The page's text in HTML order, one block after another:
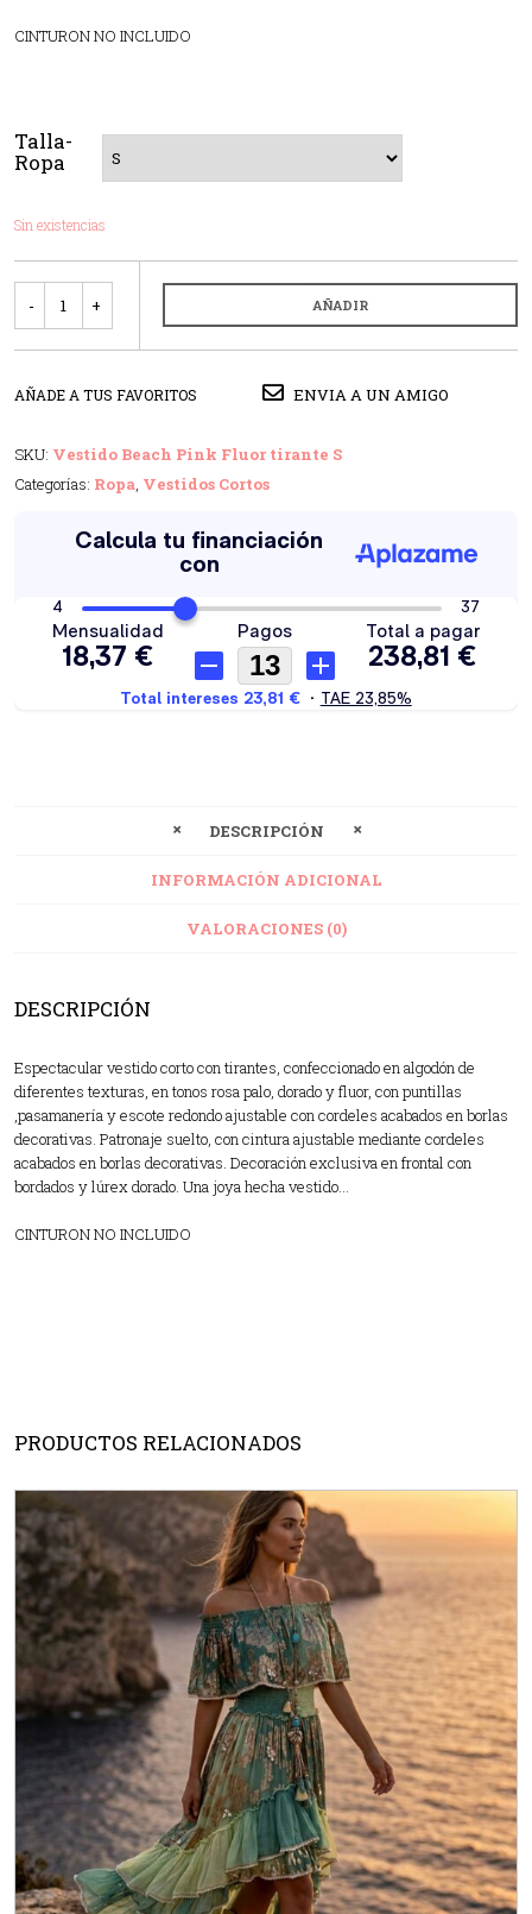
CINTURON NO INCLUIDO
Talla-
Ropa
Sin existencias
AÑADIR
AÑADE A TUS FAVORITOS ENVIA A UN AMIGO
SKU: Vestido Beach Pink Fluor tirante S
Categorías: Ropa, Vestidos Cortos
DESCRIPCIÓN
INFORMACIÓN ADICIONAL
VALORACIONES (0)
DESCRIPCIÓN
Espectacular vestido corto con tirantes, confeccionado en algodón de
diferentes texturas, en tonos rosa palo, dorado y fluor, con puntillas
,pasamanería y escote redondo ajustable con cordeles acabados en borlas
decorativas. Patronaje suelto, con cintura ajustable mediante cordeles
acabados en borlas decorativas. Decoración exclusiva en frontal con
bordados y lúrex dorado. Una joya hecha vestido…
CINTURON NO INCLUIDO
PRODUCTOS RELACIONADOS